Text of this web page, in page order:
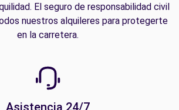
El seguro de responsabilidad civil
nuestros alquileres para protegerte
en la carretera.
Asistencia 24/7